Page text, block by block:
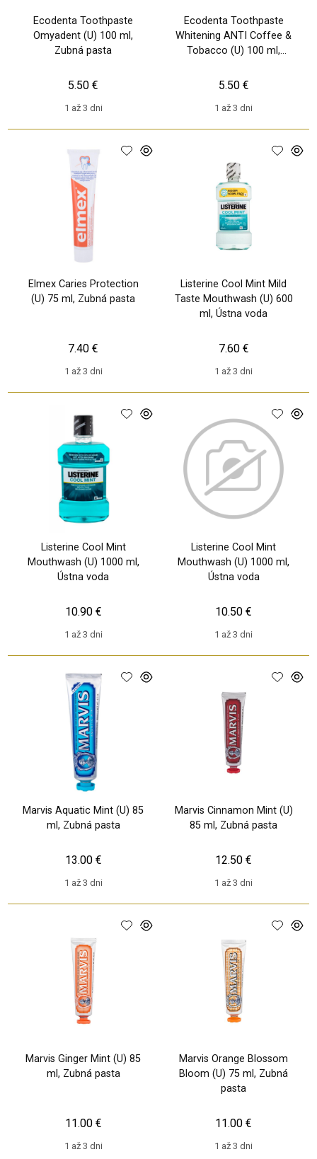
Ecodenta Toothpaste
Omyadent (U) 100 ml,
Zubná pasta
1 až 3 dni
5.50 €
Ecodenta Toothpaste
Whitening ANTI Coffee &
Tobacco (U) 100 ml,
1 až 3 dni
5.50 €
Elmex Caries Protection
(U) 75 ml, Zubná pasta
1 až 3 dni
7.40 €
Listerine Cool Mint Mild
Taste Mouthwash (U) 600
ml, Ústna voda
1 až 3 dni
7.60 €
Listerine Cool Mint
Mouthwash (U) 1000 ml,
Ústna voda
1 až 3 dni
10.90 €
Listerine Cool Mint
Mouthwash (U) 1000 ml,
Ústna voda
1 až 3 dni
10.50 €
Marvis Aquatic Mint (U) 85
ml, Zubná pasta
1 až 3 dni
13.00 €
Marvis Cinnamon Mint (U)
85 ml, Zubná pasta
1 až 3 dni
12.50 €
Marvis Ginger Mint (U) 85
ml, Zubná pasta
1 až 3 dni
11.00 €
Marvis Orange Blossom
Bloom (U) 75 ml, Zubná
pasta
1 až 3 dni
11.00 €